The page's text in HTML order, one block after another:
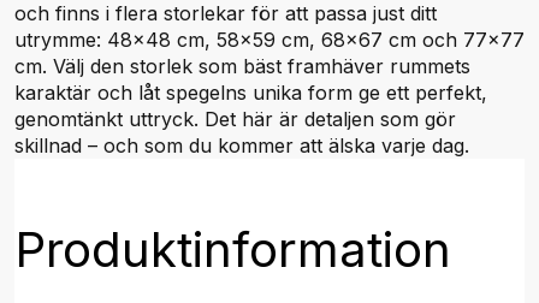
och finns i flera storlekar för att passa just ditt
utrymme: 48x48 cm, 58x59 cm, 68x67 cm och 77x77
cm. Välj den storlek som bäst framhäver rummets
karaktär och låt spegelns unika form ge ett perfekt,
genomtänkt uttryck. Det här är detaljen som gör
skillnad – och som du kommer att älska varje dag.
Produktinformation